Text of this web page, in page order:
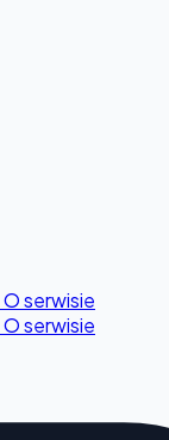
O serwisie
O serwisie